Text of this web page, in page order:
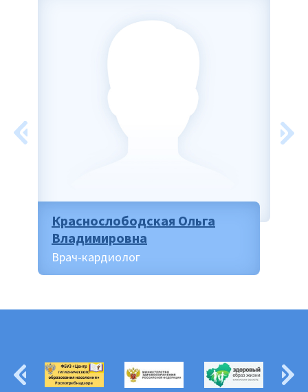
Краснослободская Ольга
Владимировна
Врач-кардиолог